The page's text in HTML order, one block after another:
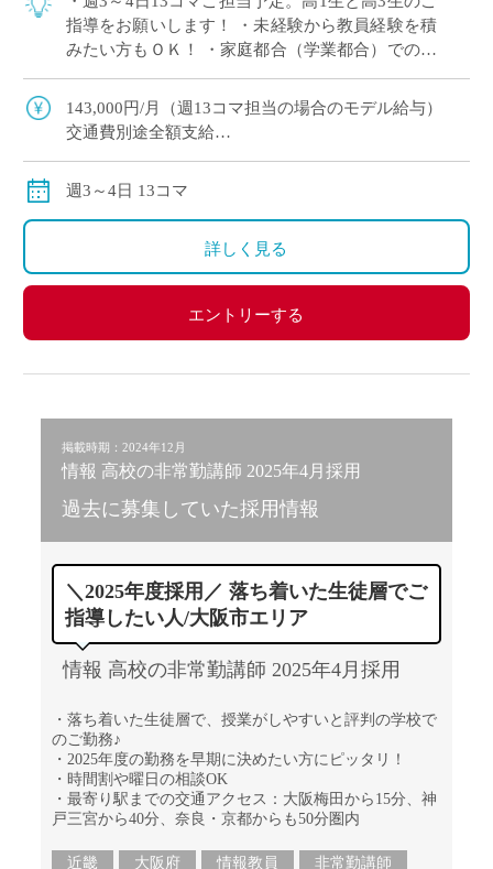
指導をお願いします！ ・未経験から教員経験を積
みたい方もＯＫ！ ・家庭都合（学業都合）での時
広く活躍中の学校！ ・１クラス3 […]
143,000円/月（週13コマ担当の場合のモデル給与）
交通費別途全額支給
割り計算してお支払いいたします。
週3～4日 13コマ
詳しく見る
エントリーする
掲載時期：2024年12月
情報 高校の非常勤講師 2025年4月採用
過去に募集していた採用情報
＼2025年度採用／ 落ち着いた生徒層でご
指導したい人/大阪市エリア
情報 高校の非常勤講師 2025年4月採用
・落ち着いた生徒層で、授業がしやすいと評判の学校で
のご勤務♪
・2025年度の勤務を早期に決めたい方にピッタリ！
・時間割や曜日の相談OK
・最寄り駅までの交通アクセス：大阪梅田から15分、神
戸三宮から40分、奈良・京都からも50分圏内
近畿 大阪府 情報教員
非常勤講師